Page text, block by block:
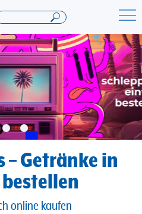
– Getränke in
online kaufen